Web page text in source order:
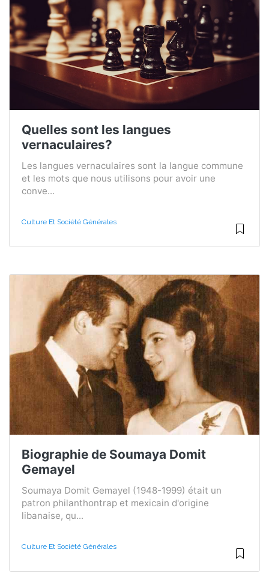
Quelles sont les langues
vernaculaires?
Les langues vernaculaires sont la langue commune
et les mots que nous utilisons pour avoir une
conve...
Culture Et Société Générales
Biographie de Soumaya Domit
Gemayel
Soumaya Domit Gemayel (1948-1999) était un
patron philanthontrap et mexicain d'origine
libanaise, qu...
Culture Et Société Générales